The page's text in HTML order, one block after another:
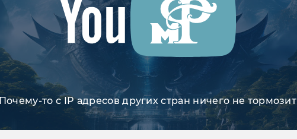
Почему-то с IP адресов других стран ничего не тормозит